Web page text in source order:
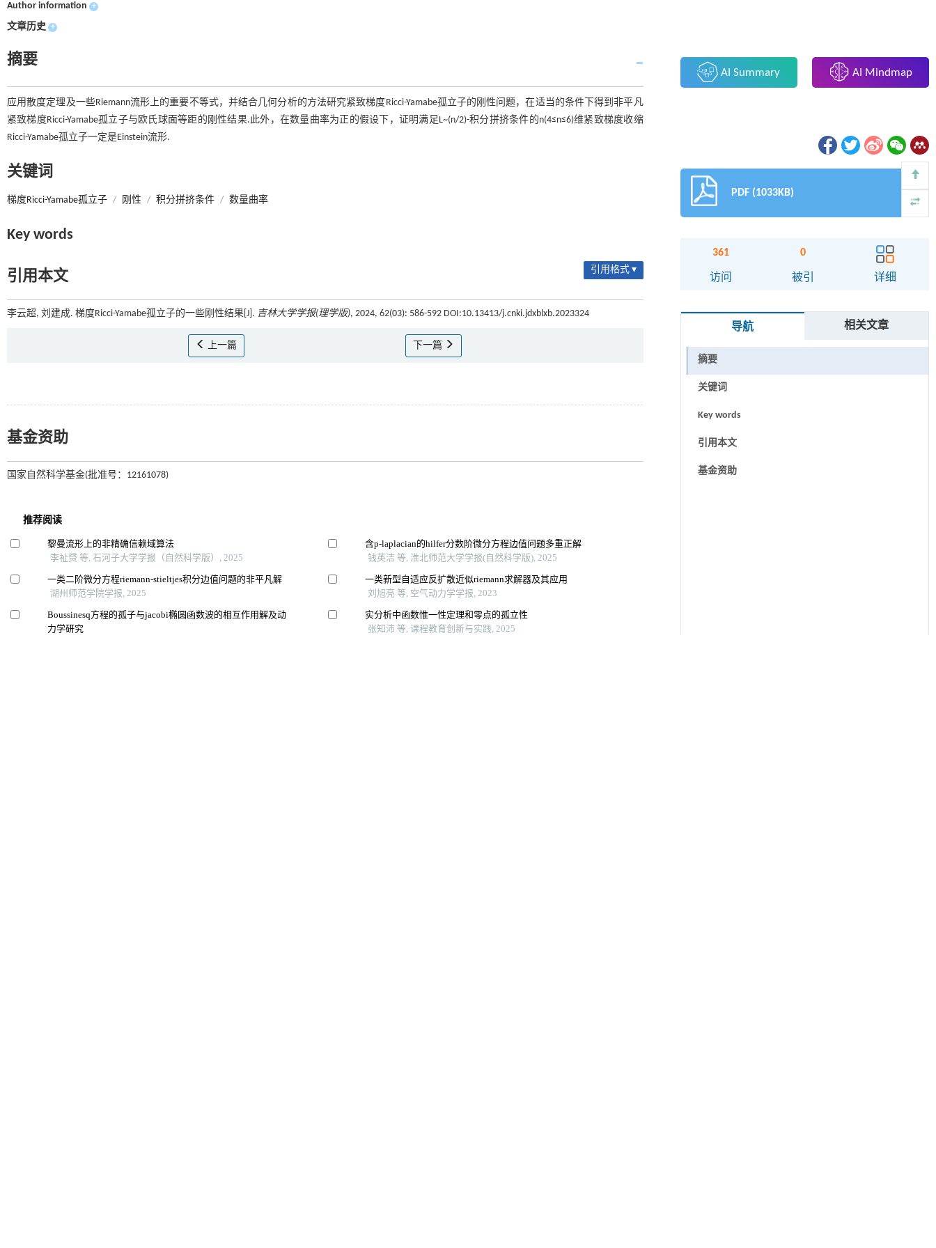
Author information +
文章历史 +
摘要
应用散度定理及一些Riemann流形上的重要不等式，并结合几何分析的方法研究紧致梯度Ricci-Yamabe孤立子的刚性问题，在适当的条件下得到非平凡
紧致梯度Ricci-Yamabe孤立子与欧氏球面等距的刚性结果.此外，在数量曲率为正的假设下，证明满足L~(n/2)-积分拼挤条件的n(4≤n≤6)维紧致梯度收缩
Ricci-Yamabe孤立子一定是Einstein流形.
关键词
梯度Ricci-Yamabe孤立子 / 刚性 / 积分拼挤条件 / 数量曲率
Key words
引用本文 引用格式 ▾
李云超, 刘建成. 梯度Ricci-Yamabe孤立子的一些刚性结果[J]. 吉林大学学报(理学版), 2024, 62(03): 586-592 DOI:10.13413/j.cnki.jdxblxb.2023324
上一篇 下一篇
基金资助
国家自然科学基金(批准号：12161078)
AI Summary AI Mindmap
PDF (1033KB)
361
访问
0
被引 详细
导航 相关文章
摘要
关键词
Key words
引用本文
基金资助